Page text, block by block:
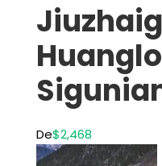
De$2,468